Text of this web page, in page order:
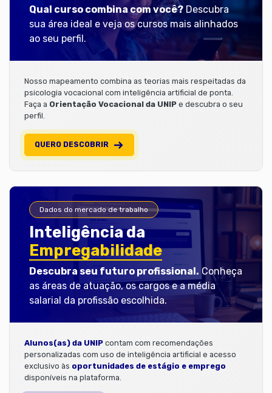
Qual curso combina com você? Descubra
sua área ideal e veja os cursos mais alinhados
ao seu perfil.
Nosso mapeamento combina as teorias mais respeitadas da
psicologia vocacional com inteligência artificial de ponta.
Faça a Orientação Vocacional da UNIP e descubra o seu
perfil.
QUERO DESCOBRIR
Dados do mercado de trabalho
Inteligência da
Empregabilidade
Descubra seu futuro profissional. Conheça
as áreas de atuação, os cargos e a média
salarial da profissão escolhida.
Alunos(as) da UNIP contam com recomendações
personalizadas com uso de inteligência artificial e acesso
exclusivo às oportunidades de estágio e emprego
disponíveis na plataforma.